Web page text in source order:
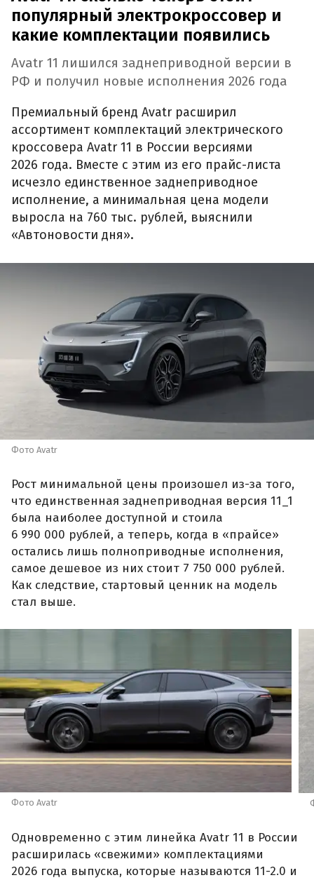
популярный электрокроссовер и
какие комплектации появились
Avatr 11 лишился заднеприводной версии в
РФ и получил новые исполнения 2026 года
Премиальный бренд Avatr расширил
ассортимент комплектаций электрического
кроссовера Avatr 11 в России версиями
2026 года. Вместе с этим из его прайс-листа
исчезло единственное заднеприводное
исполнение, а минимальная цена модели
выросла на 760 тыс. рублей, выяснили
«Автоновости дня».
Фото Avatr
Рост минимальной цены произошел из-за того,
что единственная заднеприводная версия 11_1
была наиболее доступной и стоила
6 990 000 рублей, а теперь, когда в «прайсе»
остались лишь полноприводные исполнения,
самое дешевое из них стоит 7 750 000 рублей.
Как следствие, стартовый ценник на модель
стал выше.
Фото Avatr
Одновременно с этим линейка Avatr 11 в России
расширилась «свежими» комплектациями
2026 года выпуска, которые называются 11-2.0 и